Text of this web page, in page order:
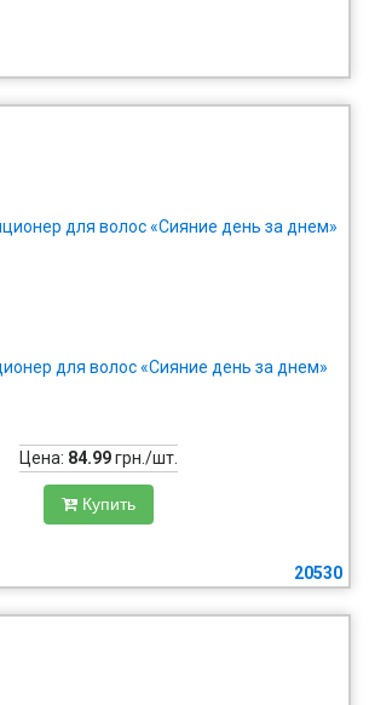
для волос «Сияние день за днем»
Цена: 84.99грн./шт.
Купить
20530